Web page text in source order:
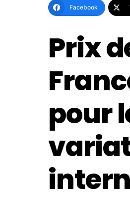
Facebook
Prix
pour